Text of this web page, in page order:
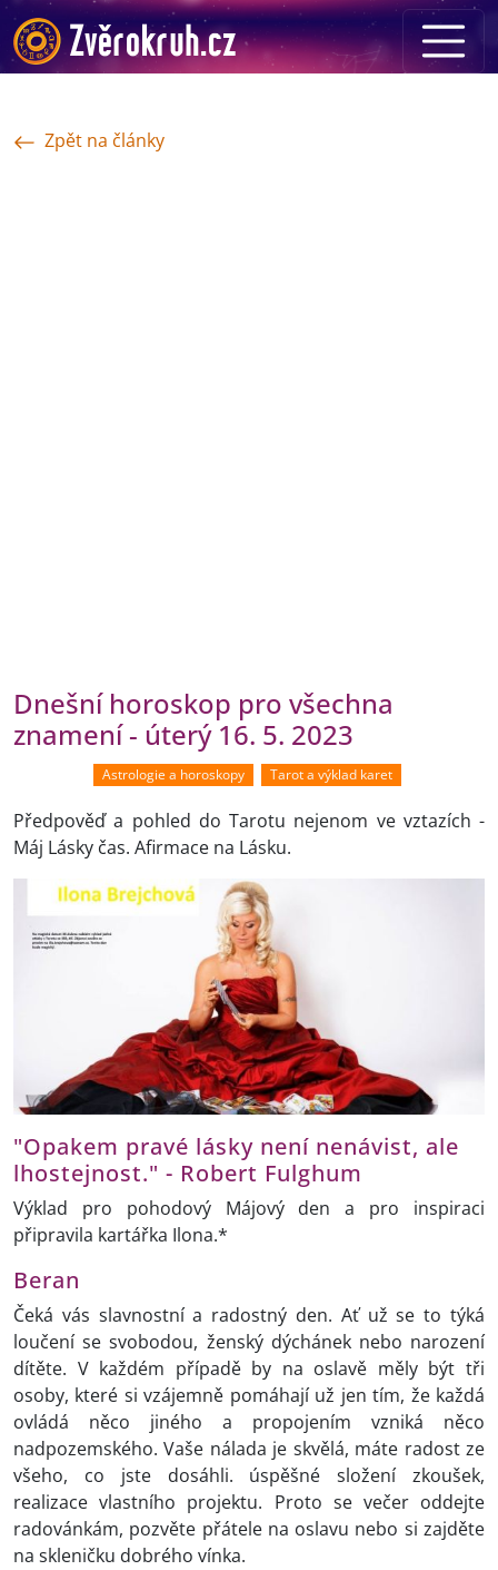
Zpět na články
Dnešní horoskop pro všechna
znamení - úterý 16. 5. 2023
Astrologie a horoskopy Tarot a výklad karet
Předpověď a pohled do Tarotu nejenom ve vztazích -
Máj Lásky čas. Afirmace na Lásku.
"Opakem pravé lásky není nenávist, ale
lhostejnost." - Robert Fulghum
Výklad pro pohodový Májový den a pro inspiraci
připravila kartářka Ilona.*
Beran
Čeká vás slavnostní a radostný den. Ať už se to týká
loučení se svobodou, ženský dýchánek nebo narození
dítěte. V každém případě by na oslavě měly být tři
osoby, které si vzájemně pomáhají už jen tím, že každá
ovládá něco jiného a propojením vzniká něco
nadpozemského. Vaše nálada je skvělá, máte radost ze
všeho, co jste dosáhli. úspěšné složení zkoušek,
realizace vlastního projektu. Proto se večer oddejte
radovánkám, pozvěte přátele na oslavu nebo si zajděte
na skleničku dobrého vínka.